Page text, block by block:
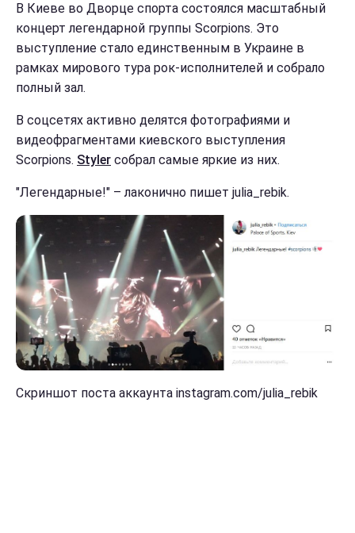
В Киеве во Дворце спорта состоялся масштабный
концерт легендарной группы Scorpions. Это
выступление стало единственным в Украине в
рамках мирового тура рок-исполнителей и собрало
полный зал.
В соцсетях активно делятся фотографиями и
видеофрагментами киевского выступления
Scorpions. Styler собрал самые яркие из них.
"Легендарные!" – лаконично пишет julia_rebik.
Скриншот поста аккаунта instagram.com/julia_rebik